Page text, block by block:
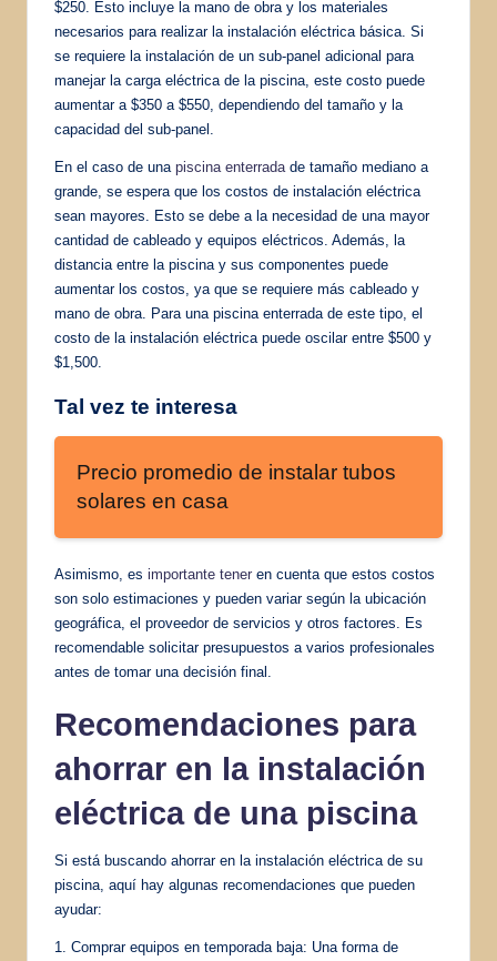
$250. Esto incluye la mano de obra y los materiales
necesarios para realizar la instalación eléctrica básica. Si
se requiere la instalación de un sub-panel adicional para
manejar la carga eléctrica de la piscina, este costo puede
aumentar a $350 a $550, dependiendo del tamaño y la
capacidad del sub-panel.
En el caso de una piscina enterrada de tamaño mediano a
grande, se espera que los costos de instalación eléctrica
sean mayores. Esto se debe a la necesidad de una mayor
cantidad de cableado y equipos eléctricos. Además, la
distancia entre la piscina y sus componentes puede
aumentar los costos, ya que se requiere más cableado y
mano de obra. Para una piscina enterrada de este tipo, el
costo de la instalación eléctrica puede oscilar entre $500 y
$1,500.
Tal vez te interesa
Precio promedio de instalar tubos
solares en casa
Asimismo, es importante tener en cuenta que estos costos
son solo estimaciones y pueden variar según la ubicación
geográfica, el proveedor de servicios y otros factores. Es
recomendable solicitar presupuestos a varios profesionales
antes de tomar una decisión final.
Recomendaciones para
ahorrar en la instalación
eléctrica de una piscina
Si está buscando ahorrar en la instalación eléctrica de su
piscina, aquí hay algunas recomendaciones que pueden
ayudar:
1. Comprar equipos en temporada baja: Una forma de